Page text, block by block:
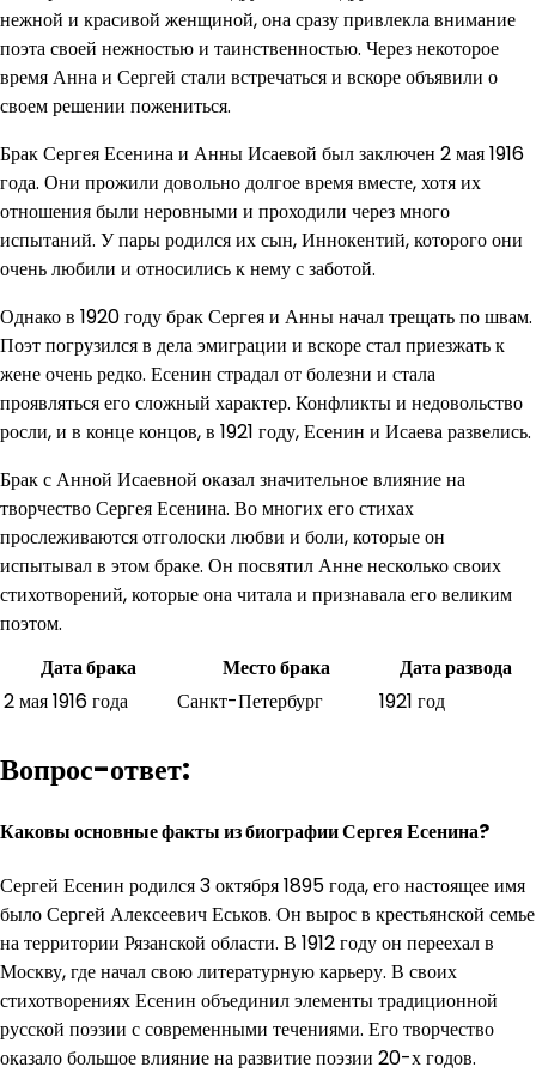
нежной и красивой женщиной, она сразу привлекла внимание
поэта своей нежностью и таинственностью. Через некоторое
время Анна и Сергей стали встречаться и вскоре объявили о
своем решении пожениться.
Брак Сергея Есенина и Анны Исаевой был заключен 2 мая 1916
года. Они прожили довольно долгое время вместе, хотя их
отношения были неровными и проходили через много
испытаний. У пары родился их сын, Иннокентий, которого они
очень любили и относились к нему с заботой.
Однако в 1920 году брак Сергея и Анны начал трещать по швам.
Поэт погрузился в дела эмиграции и вскоре стал приезжать к
жене очень редко. Есенин страдал от болезни и стала
проявляться его сложный характер. Конфликты и недовольство
росли, и в конце концов, в 1921 году, Есенин и Исаева развелись.
Брак с Анной Исаевной оказал значительное влияние на
творчество Сергея Есенина. Во многих его стихах
прослеживаются отголоски любви и боли, которые он
испытывал в этом браке. Он посвятил Анне несколько своих
стихотворений, которые она читала и признавала его великим
поэтом.
Дата брака
Место брака
Дата развода
2 мая 1916 года
Санкт-Петербург 1921 год
Вопрос-ответ:
Каковы основные факты из биографии Сергея Есенина?
Сергей Есенин родился 3 октября 1895 года, его настоящее имя
было Сергей Алексеевич Еськов. Он вырос в крестьянской семье
на территории Рязанской области. В 1912 году он переехал в
Москву, где начал свою литературную карьеру. В своих
стихотворениях Есенин объединил элементы традиционной
русской поэзии с современными течениями. Его творчество
оказало большое влияние на развитие поэзии 20-х годов.